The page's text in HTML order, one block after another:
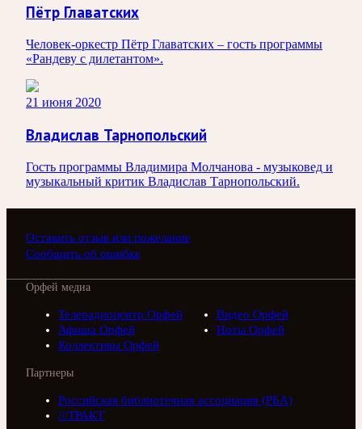
Пётр Главатских
Человек-оркестр Пётр Главатских – гость программы
«Рандеву с дилетантом».
21 июня 2020
Владислав Тарнопольский
Гость программы Владимира Молчанова - музыковед и
музыкальный критик Владислав Тарнопольский.
Оставить отзыв или пожелание
Сообщить об ошибке
Орфей медиа
Телерадиоцентр Орфей
Видео Орфей
Афиша Орфей
Ноты Орфей
Коллективы Орфей
Партнеры
Российская библиотечная ассоциация (РБА)
///ТРАКТ